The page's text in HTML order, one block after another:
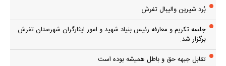
بُرد شیرین والیبال تفرش
جلسه تکریم و معارفه رئیس بنیاد شهید و امور ایثارگران شهرستان تفرش
برگزار شد.
تقابل جبهه حق و باطل همیشه بوده است